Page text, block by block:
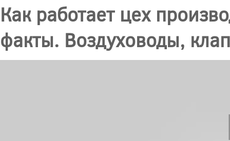
Как работает цех
факты. Воздуховоды,